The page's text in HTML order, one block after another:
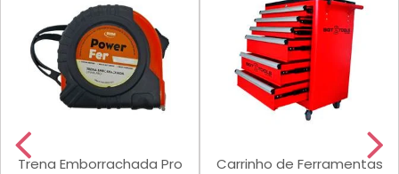
Trena Emborrachada Pro
Carrinho de Ferramentas